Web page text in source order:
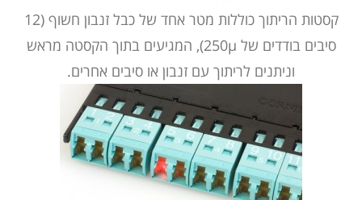
קסטות הריתוך כוללות מטר אחד של כבל זנבון חשוף (12
סיבים בודדים של 250μ), המגיעים בתוך הקסטה מראש
וניתנים לריתוך עם זנבון או סיבים אחרים.